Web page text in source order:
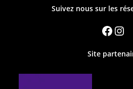
Suivez nous sur les
Site